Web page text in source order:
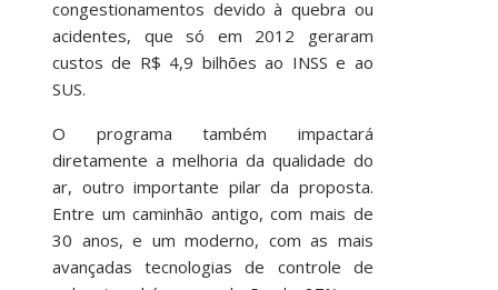
congestionamentos devido à quebra ou
acidentes, que só em 2012 geraram
custos de R$ 4,9 bilhões ao INSS e ao
SUS.
O programa também impactará
diretamente a melhoria da qualidade do
ar, outro importante pilar da proposta.
Entre um caminhão antigo, com mais de
30 anos, e um moderno, com as mais
avançadas tecnologias de controle de